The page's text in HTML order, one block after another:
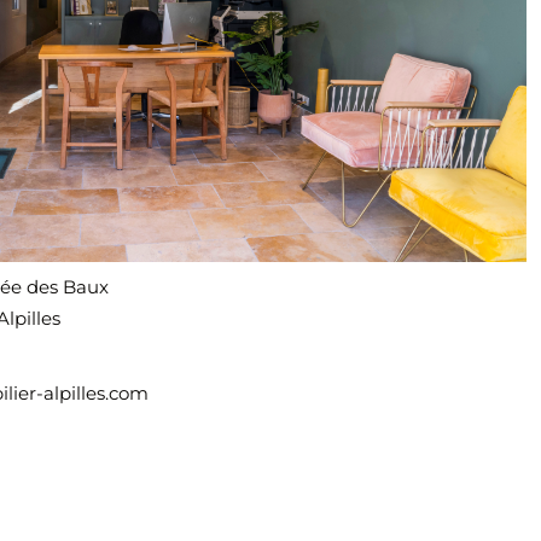
des Baux
alpilles.com